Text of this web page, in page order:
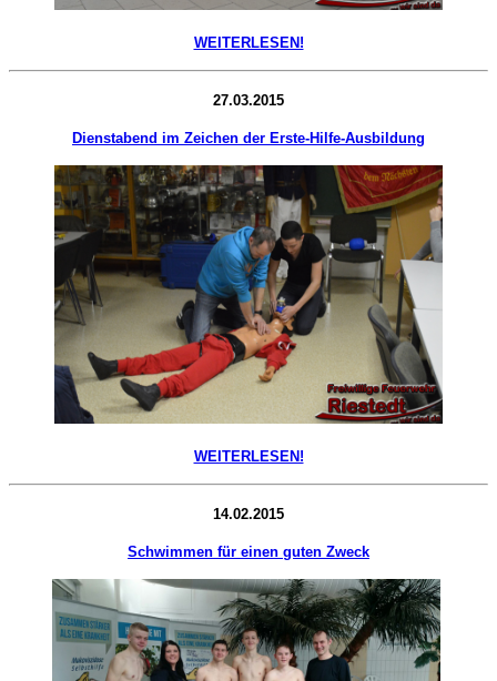
WEITERLESEN!
27.03.2015
Dienstabend im Zeichen der Erste-Hilfe-Ausbildung
WEITERLESEN!
14.02.2015
Schwimmen für einen guten Zweck